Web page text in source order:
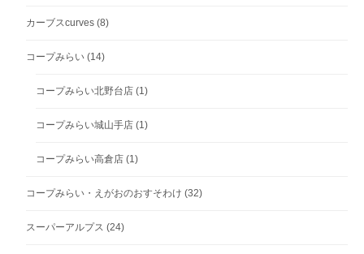
カーブスcurves (8)
コープみらい (14)
コープみらい北野台店 (1)
コープみらい城山手店 (1)
コープみらい高倉店 (1)
コープみらい・えがおのおすそわけ (32)
スーパーアルプス (24)